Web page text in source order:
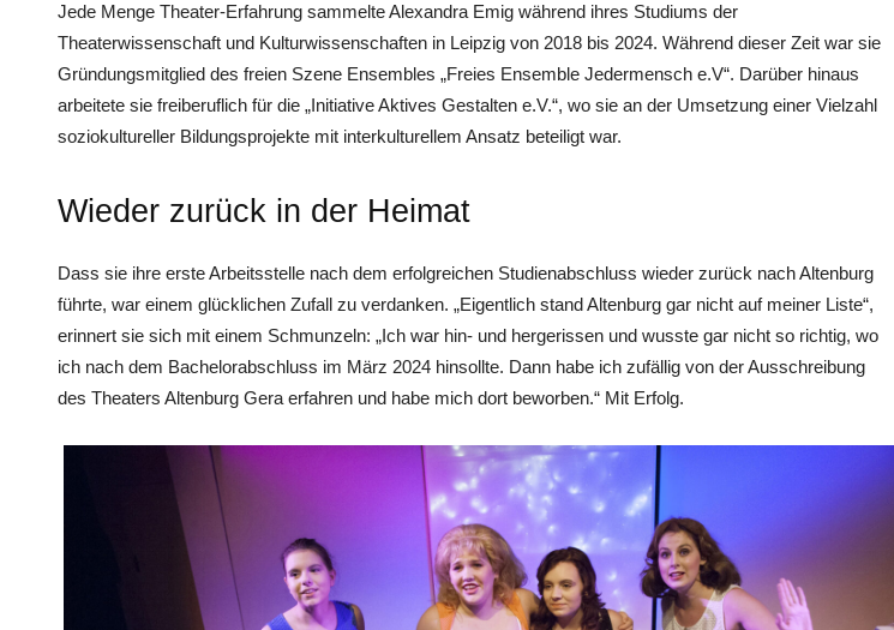
Jede Menge Theater-Erfahrung sammelte Alexandra Emig während ihres Studiums der
Theaterwissenschaft und Kulturwissenschaften in Leipzig von 2018 bis 2024. Während dieser Zeit war sie
Gründungsmitglied des freien Szene Ensembles „Freies Ensemble Jedermensch e.V“. Darüber hinaus
arbeitete sie freiberuflich für die „Initiative Aktives Gestalten e.V.“, wo sie an der Umsetzung einer Vielzahl
soziokultureller Bildungsprojekte mit interkulturellem Ansatz beteiligt war.
Wieder zurück in der Heimat
Dass sie ihre erste Arbeitsstelle nach dem erfolgreichen Studienabschluss wieder zurück nach Altenburg
führte, war einem glücklichen Zufall zu verdanken. „Eigentlich stand Altenburg gar nicht auf meiner Liste“,
erinnert sie sich mit einem Schmunzeln: „Ich war hin- und hergerissen und wusste gar nicht so richtig, wo
ich nach dem Bachelorabschluss im März 2024 hinsollte. Dann habe ich zufällig von der Ausschreibung
des Theaters Altenburg Gera erfahren und habe mich dort beworben.“ Mit Erfolg.